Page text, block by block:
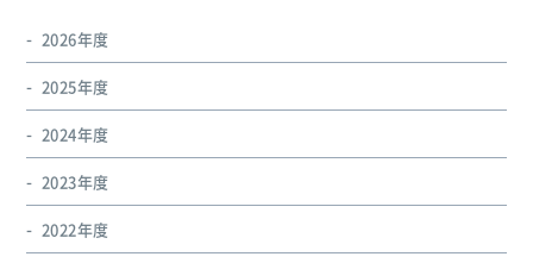
2026年度
2025年度
2024年度
2023年度
2022年度